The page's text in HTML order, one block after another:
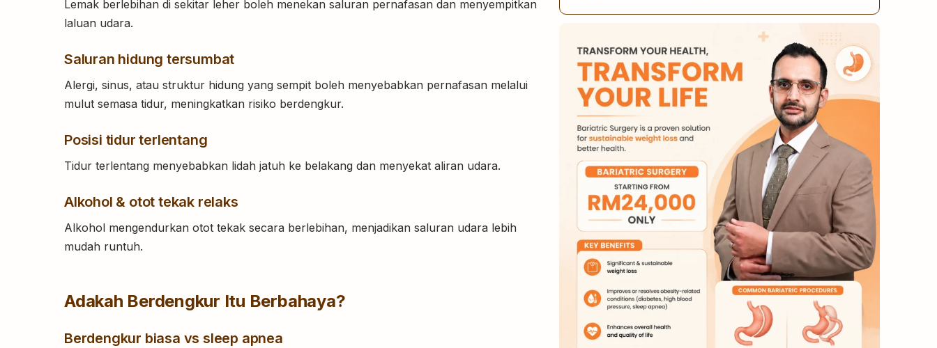
Lemak berlebihan di sekitar leher boleh menekan saluran pernafasan dan menyempitkan
laluan udara.
Saluran hidung tersumbat
Alergi, sinus, atau struktur hidung yang sempit boleh menyebabkan pernafasan melalui
mulut semasa tidur, meningkatkan risiko berdengkur.
Posisi tidur terlentang
Tidur terlentang menyebabkan lidah jatuh ke belakang dan menyekat aliran udara.
Alkohol & otot tekak relaks
Alkohol mengendurkan otot tekak secara berlebihan, menjadikan saluran udara lebih
mudah runtuh.
Adakah Berdengkur Itu Berbahaya?
Berdengkur biasa vs sleep apnea